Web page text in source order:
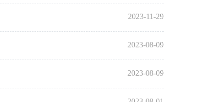
2023-11-29
2023-08-09
2023-08-09